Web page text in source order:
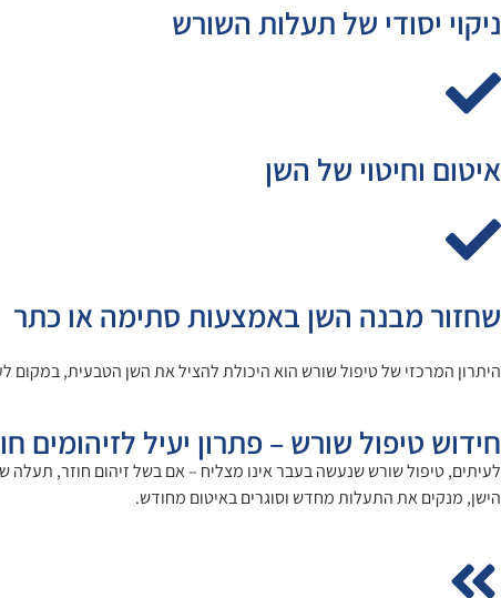
ניקוי יסודי של תעלות השורש
איטום וחיטוי של השן
שחזור מבנה השן באמצעות סתימה או כתר
היתרון המרכזי של טיפול שורש הוא היכולת להציל את השן הטבעית, במקום
חידוש טיפול שורש – פתרון יעיל לזיהומים
לעיתים, טיפול שורש שנעשה בעבר אינו מצליח – אם בשל זיהום חוזר,
הישן, מנקים את התעלות מחדש וסוגרים באיטום מחודש.